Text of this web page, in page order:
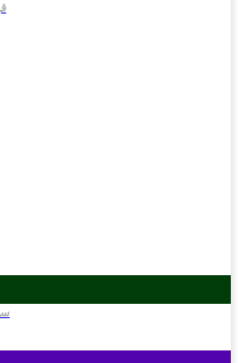
سبز 7